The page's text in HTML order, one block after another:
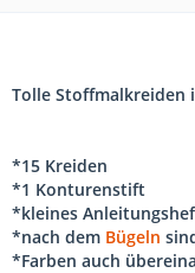
Tolle Stoffmalkreiden
*15 Kreiden
*1 Konturenstift
*kleines
*nach dem Bügeln
*Farben auch